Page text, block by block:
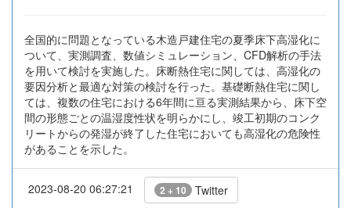
全国的に問題となっている木造戸建住宅の夏季床下高湿化に
ついて、実測調査、数値シミュレーション、CFD解析の手法
を用いて検討を実施した。床断熱住宅に関しては、高湿化の
要因分析と最適な対策の検討を行った。基礎断熱住宅に関し
ては、複数の住宅における6年間に亘る実測結果から、床下空
間の形態ごとの温湿度性状を明らかにし、竣工初期のコンク
リートからの発湿が終了した住宅においても高湿化の危険性
があることを示した。
2023-08-20 06:27:21 2 + 10 Twitter